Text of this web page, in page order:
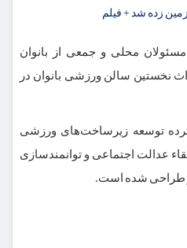
محلی و جمعی از بانوان
نخستین سالن ورزشی بانوان در
توسعه زیرساخت‌های ورزشی
عدالت اجتماعی و توانمندسازی
طراحی شده است.